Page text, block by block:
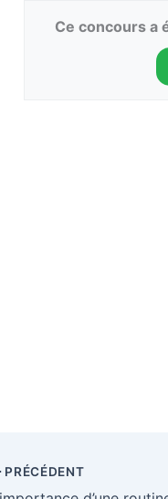
Ce concours a
PRÉCÉDENT